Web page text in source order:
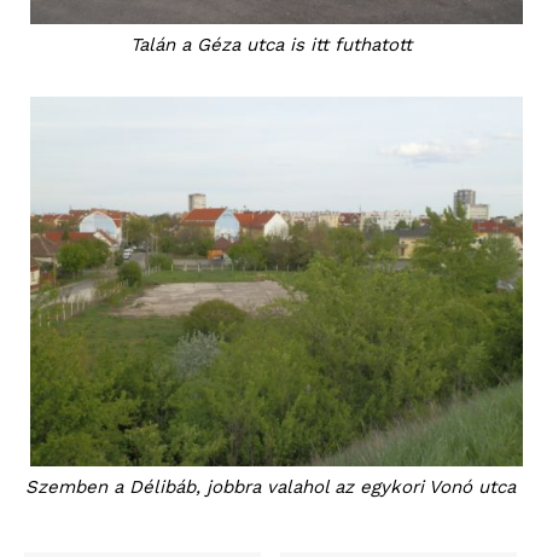
Kapcsolat
Hirdetés
Talán a Géza utca is itt futhatott
Szemben a Délibáb, jobbra valahol az egykori Vonó utca